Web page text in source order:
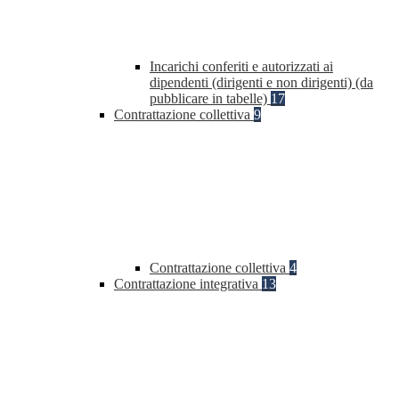
Incarichi conferiti e autorizzati ai
dipendenti (dirigenti e non dirigenti) (da
pubblicare in tabelle) 17
Contrattazione collettiva 9
Contrattazione collettiva 4
Contrattazione integrativa 13